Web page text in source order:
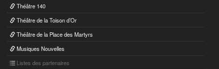
Théâtre 140
Théâtre de la Toison d’Or
Théâtre de la Place des Martyrs
Musiques Nouvelles
Listes des partenaires